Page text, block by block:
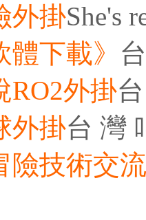
外掛She's
體下載》
RO2外掛
外掛台 灣
險技術交